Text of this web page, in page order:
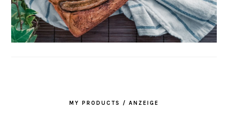
MY PRODUCTS / ANZEIGE